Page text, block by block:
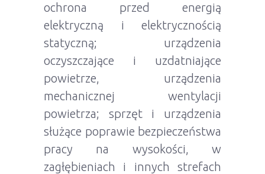
ochrona przed energią
elektryczną i elektrycznością
statyczną; urządzenia
oczyszczające i uzdatniające
powietrze, urządzenia
mechanicznej wentylacji
powietrza; sprzęt i urządzenia
służące poprawie bezpieczeństwa
pracy na wysokości, w
zagłębieniach i innych strefach